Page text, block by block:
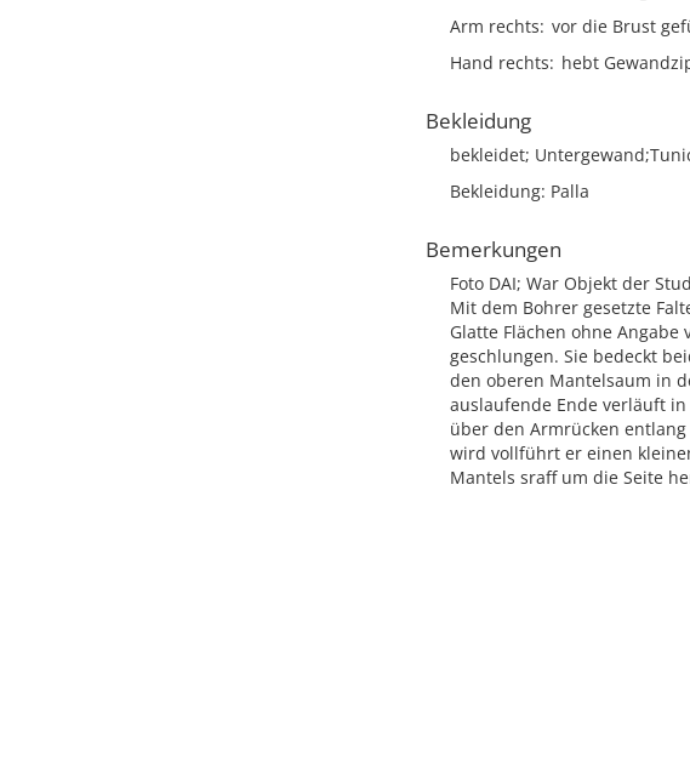
Arm rechts vor die Brust
Hand rechts
hebt
Bekleidung
bekleidet;
Bekleidung: Palla
Bemerkungen
Foto DAI; War Objekt der
Mit dem Bohrer gesetzte
Glatte Flächen ohne
geschlungen. Sie bedeckt
den oberen Mantelsaum in
auslaufende Ende verläuft
über den Armrücken
wird vollführt er einen
Mantels sraff um die Seite